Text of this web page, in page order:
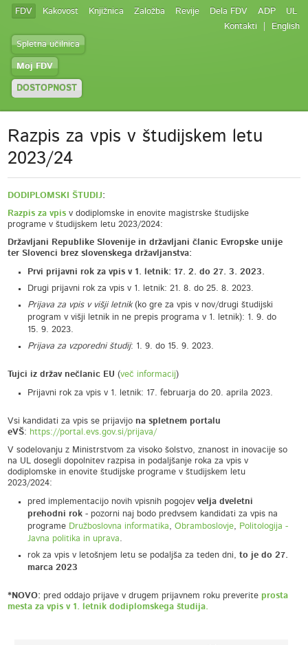
FDV Kakovost Knjižnica Založba Revije Dela FDV ADP
UL
Kontakti
English
Spletna učilnica
Moj FDV
DOSTOPNOST
Razpis za vpis v študijskem letu
2023/24
DODIPLOMSKI ŠTUDIJ:
Razpis za vpis v dodiplomske in enovite magistrske študijske
programe v študijskem letu 2023/2024:
Državljani Republike Slovenije in državljani članic Evropske unije
ter Slovenci brez slovenskega državljanstva:
Prvi prijavni rok za vpis v 1. letnik: 17. 2. do 27. 3. 2023.
Drugi prijavni rok za vpis v 1. letnik: 21. 8. do 25. 8. 2023.
Prijava za vpis v višji letnik(ko gre za vpis v nov/drugi študijski
program v višji letnik in ne prepis programa v 1. letnik): 1. 9. do
15. 9. 2023.
Prijava za vzporedni študij: 1. 9. do 15. 9. 2023.
Tujci iz držav nečlanic EU(več informacij)
Prijavni rok za vpis v 1. letnik: 17. februarja do 20. aprila 2023.
Vsi kandidati za vpis se prijavijona spletnem portalu
eVŠ: https://portal.evs.gov.si/prijava/
V sodelovanju z Ministrstvom za visoko šolstvo, znanost in inovacije so
na UL dosegli dopolnitev razpisa in podaljšanje roka za vpis v
dodiplomske in enovite študijske programe v študijskem letu
2023/2024:
pred implementacijo novih vpisnih pogojev velja dveletni
prehodni rok- pozorni naj bodo predvsem kandidati za vpis na
programe Družboslovna informatika,Obramboslovje, Politologija -
Javna politika in uprava.
rok za vpis v letošnjem letu se podaljša za teden dni,to je do 27.
marca 2023
*NOVO: pred oddajo prijave v drugem prijavnem roku preveriteprosta
mesta za vpis v 1. letnik dodiplomskega študija.